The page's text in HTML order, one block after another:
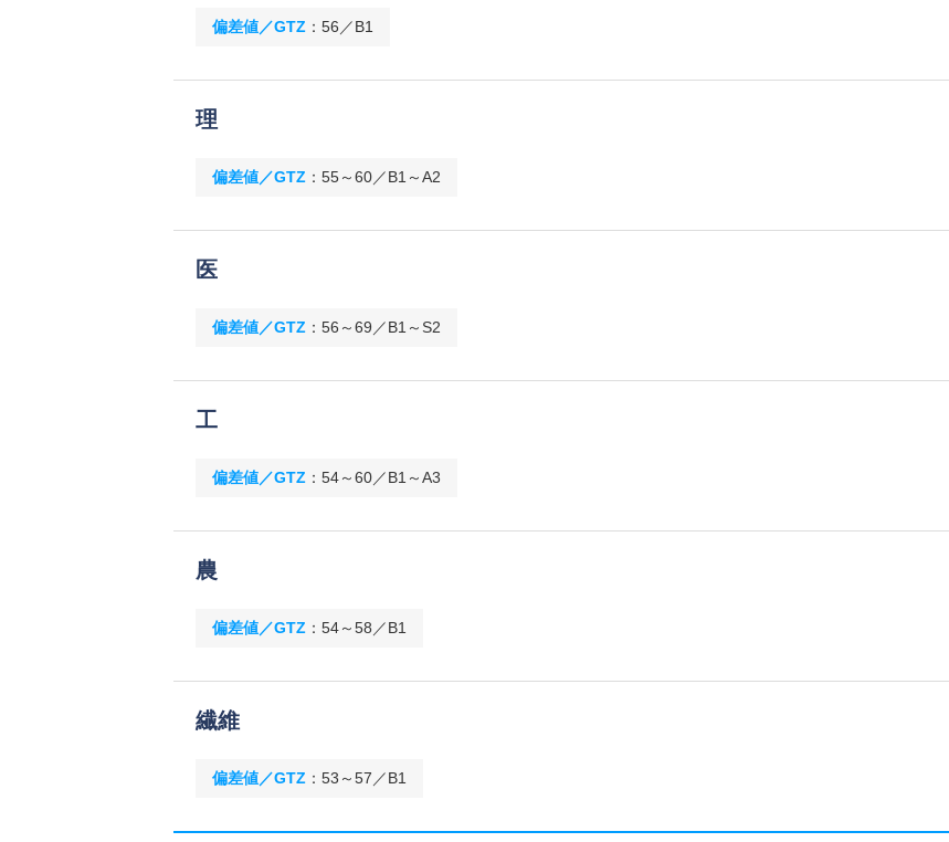
偏差値／GTZ ： 56／B1
理
偏差値／GTZ ： 55～60／B1～A2
医
偏差値／GTZ ： 56～69／B1～S2
工
偏差値／GTZ ： 54～60／B1～A3
農
偏差値／GTZ ： 54～58／B1
繊維
偏差値／GTZ ： 53～57／B1